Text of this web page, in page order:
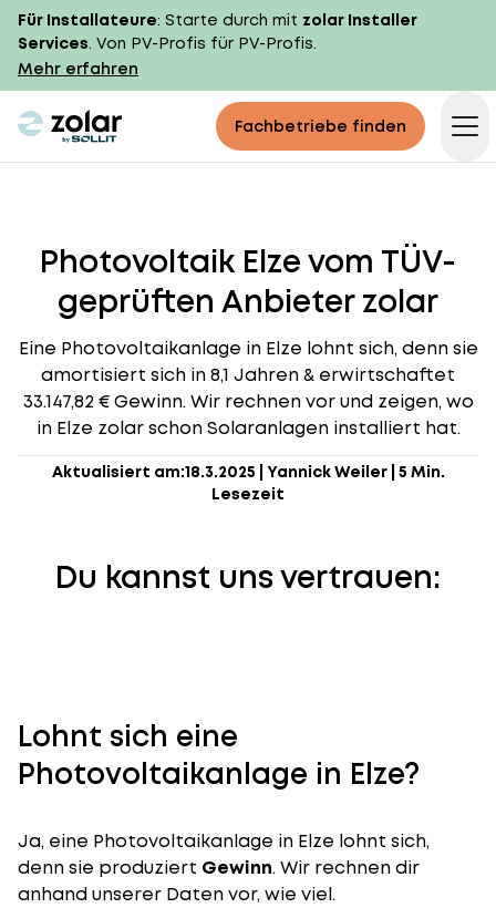
Für Installateure: Starte durch mit zolar Installer
Services. Von PV-Profis für PV-Profis.
Mehr erfahren
zolar logo Fachbetriebe finden
Photovoltaik Elze vom TÜV-
geprüften Anbieter zolar
Eine Photovoltaikanlage in Elze lohnt sich, denn sie
amortisiert sich in 8,1 Jahren & erwirtschaftet
33.147,82 € Gewinn. Wir rechnen vor und zeigen, wo
in Elze zolar schon Solaranlagen installiert hat.
Aktualisiert am:18.3.2025 Yannick Weiler| 5 Min.
Lesezeit
Du kannst uns vertrauen:
Lohnt sich eine
Photovoltaikanlage in Elze?
Ja, eine Photovoltaikanlage in Elze lohnt sich,
denn sie produziert Gewinn. Wir rechnen dir
anhand unserer Daten vor, wie viel.